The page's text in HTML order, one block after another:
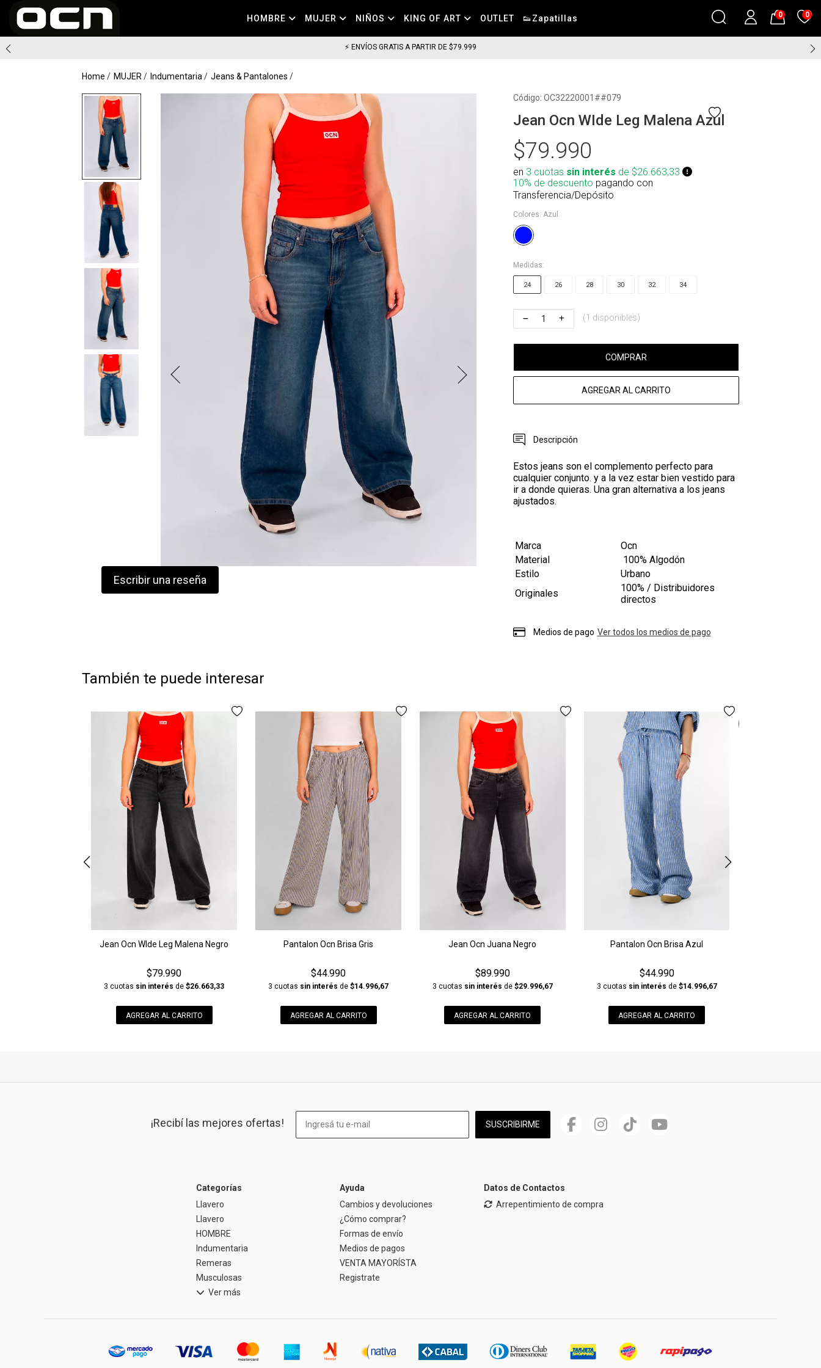
HOMBRE MUJER NIÑOS KING OF ART OUTLET 👟Zapatillas 0 0
⚡ ENVÍOS GRATIS A PARTIR DE $79.999
Home MUJER Indumentaria Jeans & Pantalones
Código: OC32220001##079
Jean Ocn WIde Leg Malena Azul
$79.990
en 3 cuotas sin interés de $26.663,33
10% de descuento pagando con
Transferencia/Depósito
Colores: Azul
Medidas:
24 26 28 30 32 34
(1 disponibles)
COMPRAR
AGREGAR AL CARRITO
Descripción
Estos jeans son el complemento perfecto para
cualquier conjunto. y a la vez estar bien vestido para
ir a donde quieras. Una gran alternativa a los jeans
ajustados.
Marca
Ocn
Material
100% Algodón
Estilo
Urbano
Originales
100% / Distribuidores
directos
Medios de pago Ver todos los medios de pago
Escribir una reseña
También te puede interesar
Jean Ocn WIde Leg Malena Negro
$79.990
3 cuotas sin interés de$26.663,33
AGREGAR AL CARRITO
Pantalon Ocn Brisa Gris
$44.990
3 cuotas sin interés de$14.996,67
AGREGAR AL CARRITO
Jean Ocn Juana Negro
$89.990
3 cuotas sin interés de $29.996,67
AGREGAR AL CARRITO
Pantalon Ocn Brisa Azul
$44.990
3 cuotas sin interés de $14.996,67
AGREGAR AL CARRITO
¡Recibí las mejores ofertas! SUSCRIBIRME
Categorías
Llavero
Llavero
HOMBRE
Indumentaria
Remeras
Musculosas
Ver más
Ayuda
Cambios y devoluciones
¿Cómo comprar?
Formas de envío
Medios de pagos
VENTA MAYORÍSTA
Registrate
Datos de Contactos
Arrepentimiento de compra